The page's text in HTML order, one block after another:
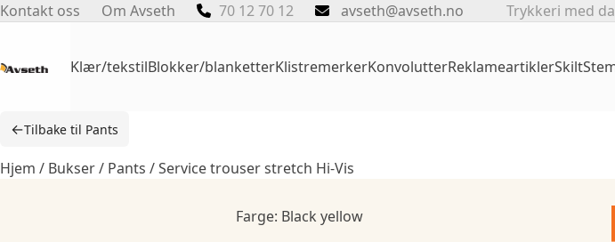
Skip
Kontakt oss Om Avseth 70 12 70 12 avseth@avseth.no Trykkeri med
Klær/tekstilBlokker/blanketterKlistremerkerKonvolutterReklameartiklerSkilt
←Tilbake til Pants
Hjem / Bukser/ Pants / Service trouser stretch Hi-Vis
Farge: Black yellow